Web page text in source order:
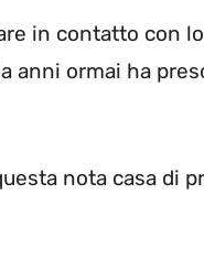
in contatto con
anni ormai ha
nota casa di